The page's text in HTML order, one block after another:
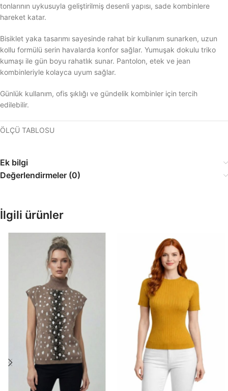
tonlarının uykusuyla geliştirilmiş desenli yapısı, sade kombinlere
hareket katar.
Bisiklet yaka tasarımı sayesinde rahat bir kullanım sunarken, uzun
kollu formülü serin havalarda konfor sağlar. Yumuşak dokulu triko
kumaşı ile gün boyu rahatlık sunar. Pantolon, etek ve jean
kombinleriyle kolayca uyum sağlar.
Günlük kullanım, ofis şıklığı ve gündelik kombinler için tercih
edilebilir.
ÖLÇÜ TABLOSU
Ek bilgi
Değerlendirmeler (0)
İlgili ürünler